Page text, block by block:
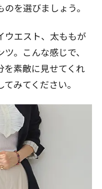
を選びましょう。
ウエスト、太ももが
ツ。こんな感じで、
を素敵に見せてくれ
みてください。